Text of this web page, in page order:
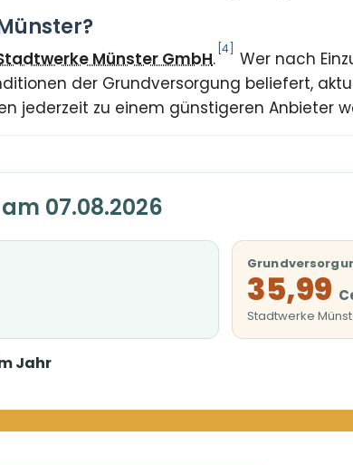
Münster GmbH. [4]
Wer nach
der Grundversorgung beliefert,
jederzeit zu einem günstigeren Anbieter
07.08.2026
35,99
Stadtwerke
Jahr